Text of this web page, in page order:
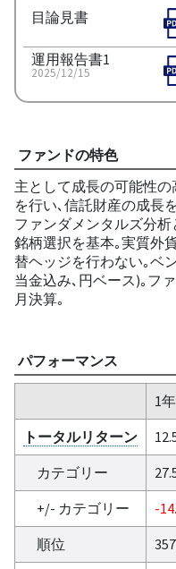
目論見書
運用報告書1
2025/12/15
ファンドの特色
主として成長の可能性
を行い､信託財産の成長
ファンダメンタルズ分
銘柄選択を基本｡実質外
替ヘッジを行わない｡ベ
当金込み､円ベース)｡フ
月決算｡
パフォーマンス
1年
トータルリターン
カテゴリー
+/- カテゴリー
-
順位